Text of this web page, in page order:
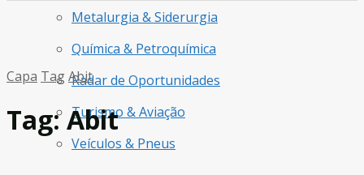
Metalurgia & Siderurgia
Química & Petroquímica
Radar de Oportunidades
Turismo & Aviação
Veículos & Pneus
Capa TagAbit
Tag:Abit